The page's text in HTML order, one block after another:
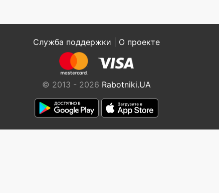
Служба поддержки О проекте
© 2013 - 2026 Rabotniki.UA